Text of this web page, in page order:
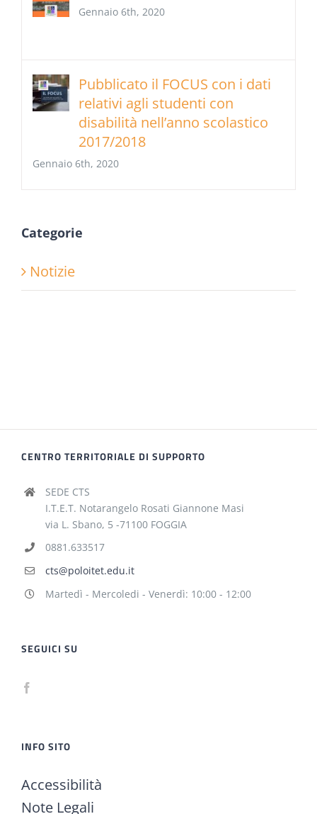
Gennaio 6th, 2020
Pubblicato il FOCUS con i dati
relativi agli studenti con
disabilità nell’anno scolastico
2017/2018
Gennaio 6th, 2020
Categorie
Notizie
CENTRO TERRITORIALE DI SUPPORTO
SEDE CTS
I.T.E.T. Notarangelo Rosati Giannone Masi
via L. Sbano, 5 -71100 FOGGIA
0881.633517
cts@poloitet.edu.it
Martedì - Mercoledi - Venerdì: 10:00 - 12:00
SEGUICI SU
INFO SITO
Accessibilità
Note Legali